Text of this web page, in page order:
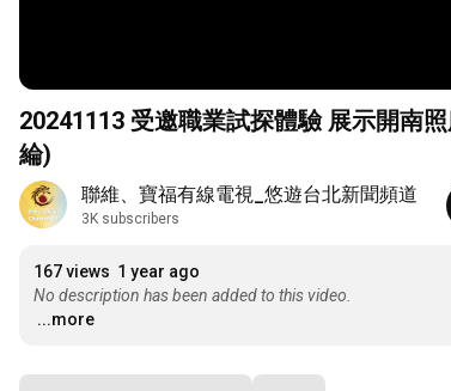
20241113 受邀職業試探體驗 展示開南照服科教學亮點 ｜
綸)
聯維、寶福有線電視_悠遊台北新聞頻道
3K subscribers
167 views 1 year ago
No description has been added to this video.
...more